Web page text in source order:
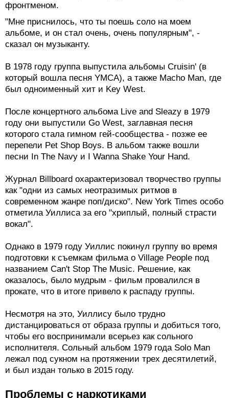
фронтменом.
"Мне приснилось, что ты поешь соло на моем
альбоме, и он стал очень, очень популярным", -
сказал он музыканту.
В 1978 году группа выпустила альбомы Cruisin' (в
который вошла песня YMCA), а также Macho Man, где
был одноименный хит и Key West.
После концертного альбома Live and Sleazy в 1979
году они выпустили Go West, заглавная песня
которого стала гимном гей-сообщества - позже ее
перепели Pet Shop Boys. В альбом также вошли
песни In The Navy и I Wanna Shake Your Hand.
Журнал Billboard охарактеризовал творчество группы
как "одни из самых неотразимых ритмов в
современном жанре поп/диско". New York Times особо
отметила Уиллиса за его "хриплый, полный страсти
вокал".
Однако в 1979 году Уиллис покинул группу во время
подготовки к съемкам фильма о Village People под
названием Can't Stop The Music. Решение, как
оказалось, было мудрым - фильм провалился в
прокате, что в итоге привело к распаду группы.
Несмотря на это, Уиллису было трудно
дистанцироваться от образа группы и добиться того,
чтобы его воспринимали всерьез как сольного
исполнителя. Сольный альбом 1979 года Solo Man
лежал под сукном на протяжении трех десятилетий,
и был издан только в 2015 году.
Проблемы с наркотиками